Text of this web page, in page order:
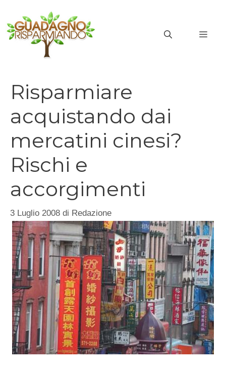
contenuto
Risparmiare
acquistando dai
mercatini cinesi?
Rischi e
accorgimenti
3 Luglio 2008 di Redazione